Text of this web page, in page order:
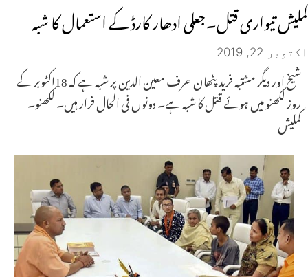
کملیش تیواری قتل۔جعلی ادھار کارڈ کے استعمال کا شبہ
اکتوبر 22, 2019
شیخ اور دیگر مشتبہ فرید پٹھان عرف معین الدین پر شبہ ہے کہ 18اکٹوبر کے
روز لکھنو میں ہوئے قتل کا شبہ ہے۔ دونوں فی الحال فرار ہیں۔ لکھنو۔
کملیش